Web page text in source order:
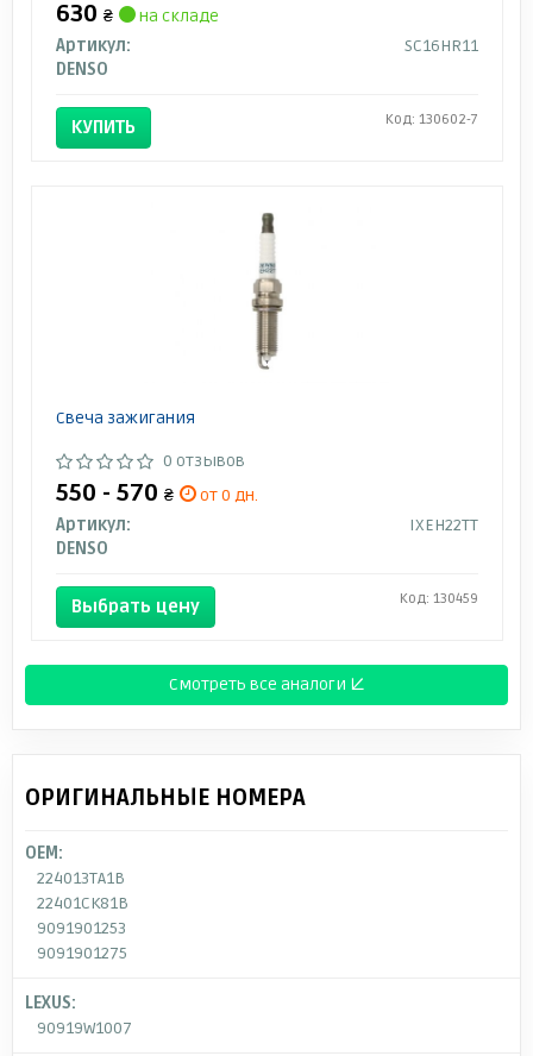
630 ₴
на складе
Артикул:
SC16HR11
DENSO
КУПИТЬ Код: 130602-7
Свеча зажигания
0 отзывов
550 - 570 ₴
от 0 дн.
Артикул:
IXEH22TT
DENSO
Выбрать цену Код: 130459
Смотреть все аналоги ↓
ОРИГИНАЛЬНЫЕ НОМЕРА
OEM:
224013TA1B
22401CK81B
9091901253
9091901275
LEXUS:
90919W1007